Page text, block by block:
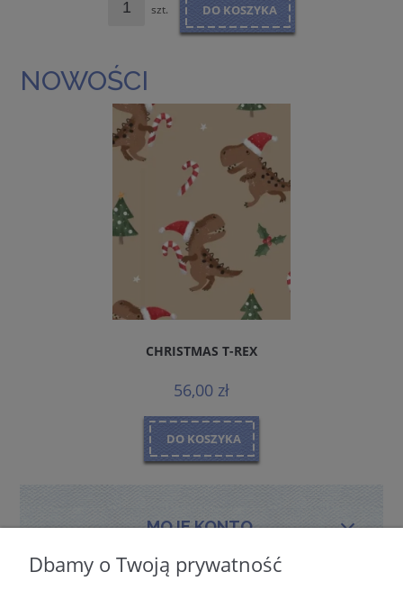
szt. DO KOSZYKA
NOWOŚCI
CHRISTMAS T-REX
56,00 zł
DO KOSZYKA
MOJE KONTO
Dbamy o Twoją prywatność